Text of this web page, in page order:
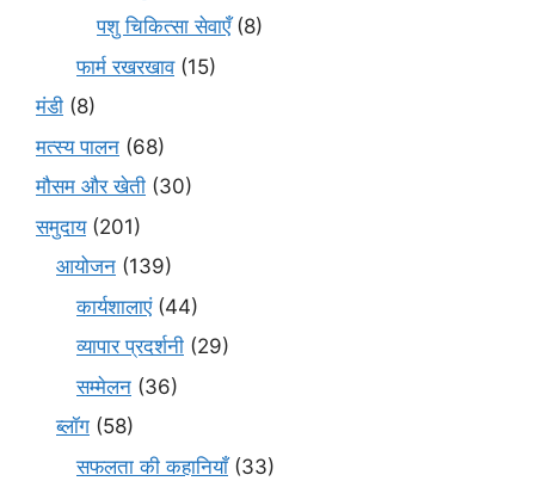
पशु चिकित्सा सेवाएँ(8)
फार्म रखरखाव(15)
मंडी (8)
मत्स्य पालन (68)
मौसम और खेती (30)
समुदाय(201)
आयोजन (139)
कार्यशालाएं(44)
व्यापार प्रदर्शनी (29)
सम्मेलन (36)
ब्लॉग (58)
सफलता की कहानियाँ(33)